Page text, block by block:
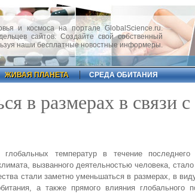
и космоса на портале GlobalScience.ru.
сайтов. Создайте свой собственный
наши бесплатные новостные информеры.
ЖИВАЯ ПЛАНЕТА СРЕДА ОБИТАНИЯ
в размерах в связи с
глобальных температур в течение последнего
вызванного деятельностью человека,
стали заметно уменьшаться в размерах, в
а также прямого влияния глобального